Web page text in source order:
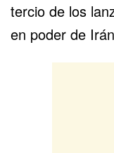
tercio de los
en poder de Irán